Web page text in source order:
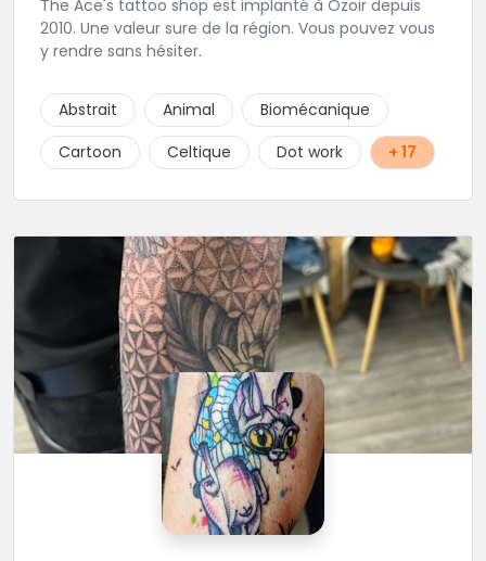
The Ace's tattoo shop est implanté à Ozoir depuis
2010. Une valeur sure de la région. Vous pouvez vous
y rendre sans hésiter.
Abstrait Animal
Biomécanique
Cartoon
Celtique Dot work + 17